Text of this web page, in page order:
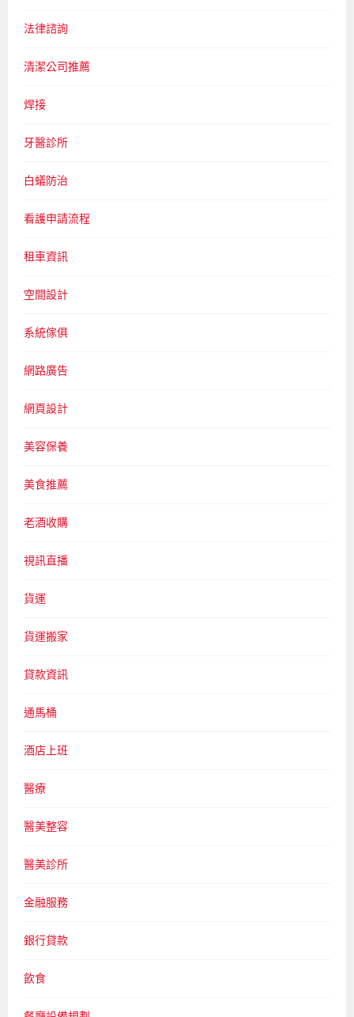
法律諮詢
清潔公司推薦
焊接
牙醫診所
白蟻防治
看護申請流程
租車資訊
空間設計
系統傢俱
網路廣告
網頁設計
美容保養
美食推薦
老酒收購
視訊直播
貨運
貨運搬家
貸款資訊
通馬桶
酒店上班
醫療
醫美整容
醫美診所
金融服務
銀行貸款
飲食